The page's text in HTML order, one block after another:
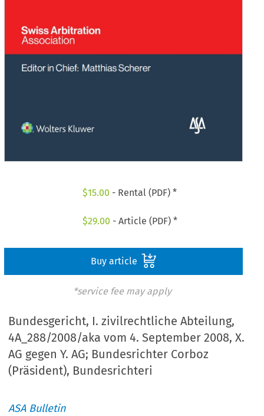
$15.00 - Rental (PDF) *
$29.00 - Article (PDF) *
Buy article
*service fee may apply
Bundesgericht, I. zivilrechtliche Abteilung,
4A_288/2008/aka vom 4. September 2008, X.
AG gegen Y. AG; Bundesrichter Corboz
(Präsident), Bundesrichteri
ASA Bulletin